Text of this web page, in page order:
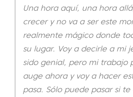
Una hora aquí, una hora
crecer y no va a ser este
realmente mágico donde
su lugar. Voy a decirle a mi
sido genial, pero mi trabajo
auge ahora y voy a hacer
pasa. Sólo puede pasar si te